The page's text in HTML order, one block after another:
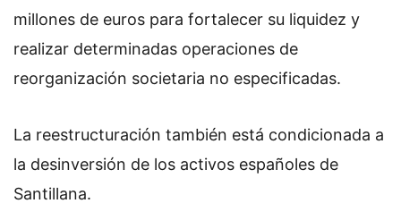
millones de euros para fortalecer su liquidez y
realizar determinadas operaciones de
reorganización societaria no especificadas.
La reestructuración también está condicionada a
la desinversión de los activos españoles de
Santillana.